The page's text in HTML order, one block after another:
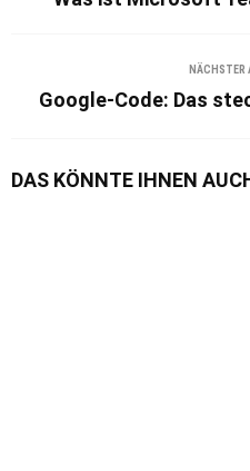
NÄCHSTER
Google-Code: Das
DAS KÖNNTE IHNEN